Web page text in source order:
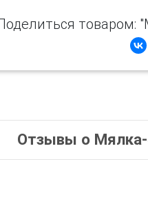
товаром:
Отзывы о Мялка-